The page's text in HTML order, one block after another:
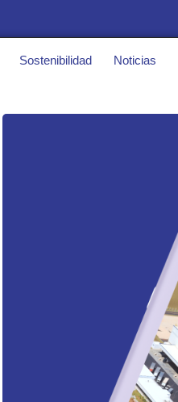
Sostenibilidad Noticias